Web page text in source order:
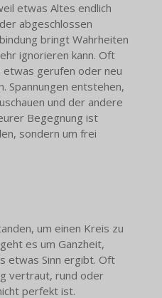
etwas Altes endlich
abgeschlossen
bringt Wahrheiten
ignorieren kann. Oft
etwas gerufen oder neu
Spannungen entstehen,
und der andere
Begegnung ist
sondern um frei
um einen Kreis zu
es um Ganzheit,
etwas Sinn ergibt. Oft
vertraut, rund oder
perfekt ist.